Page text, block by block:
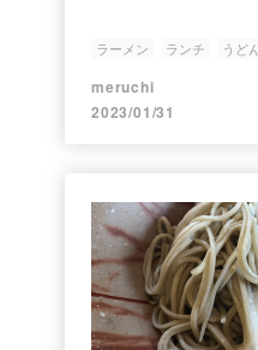
ラーメン ランチ うどん
meruchi
2023/01/31